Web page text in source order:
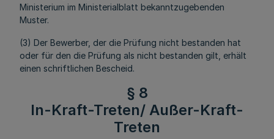
Ministerium im Ministerialblatt bekanntzugebenden
Muster.
(3) Der Bewerber, der die Prüfung nicht bestanden hat
oder für den die Prüfung als nicht bestanden gilt, erhält
einen schriftlichen Bescheid.
§ 8
In-Kraft-Treten/ Außer-Kraft-
Treten